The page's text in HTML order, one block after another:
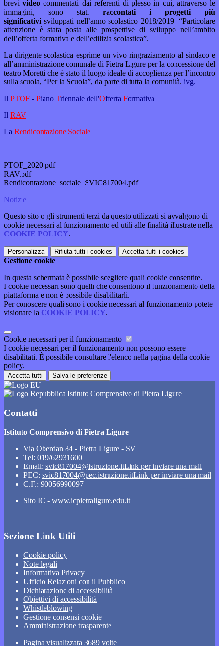
brevivideo commentati dai referenti di plesso in cui, attraverso le
immagini, sono stati raccontati i progetti più
significativi sviluppati nell’anno scolastico 2018/2019. “Particolare
attenzione è stata posta alle prospettive di sviluppo nell’ambito
dell’offerta formativa e dell’edilizia scolastica”.
La dirigente scolastica esprime un vivo ringraziamento al sindaco e
all’amministrazione comunale di Pietra Ligure per la concessione del
teatro Moretti che è stato il luogo ideale di accoglienza per l’incontro
sulla scuola, “Per la Scuola”, da parte di tutta la comunità. ivg.
Il PTOF - Piano Triennale dell'Offerta Formativa
Il RAV
La Rendicontazione Sociale
PTOF_2020.pdf
RAV.pdf
Rendicontazione_sociale_SVIC817004.pdf
Notizie
Questo sito o gli strumenti terzi da questo utilizzati si avvalgono di
cookie necessari al funzionamento ed utili alle finalità illustrate nella
COOKIE POLICY.
Personalizza Rifiuta tutti i cookies Accetta tutti i cookies
Gestione cookie
In questa schermata è possibile scegliere quali cookie consentire.
I cookie necessari sono quelli che consentono il funzionamento della
piattaforma e non è possibile disabilitarli.
Per conoscere quali sono i cookie necessari al funzionamento potete
visionare la COOKIE POLICY.
Cookie necessari per il funzionamento
I cookie necessari per il funzionamento non possono essere
disabilitati. È possibile consultare l'elenco nella pagina della cookie
policy.
Accetta tutti Salva le preferenze
Istituto Comprensivo di Pietra Ligure
Contatti
Istituto Comprensivo di Pietra Ligure
Via Oberdan 84 - Pietra Ligure - SV
Tel: 019/62931600
Email: svic817004@istruzione.itLink per inviare una mail
PEC: svic817004@pec.istruzione.itLink per inviare una mail
C.F.: 90056990097
Sito IC - www.icpietraligure.edu.it
Sezione Link Utili
Cookie policy
Note legali
Informativa Privacy
Ufficio Relazioni con il Pubblico
Dichiarazione di accessibilità
Obiettivi di accessibilità
Whistleblowing
Gestione consensi cookie
Amministrazione trasparente
Pagina visualizzata 3689 volte